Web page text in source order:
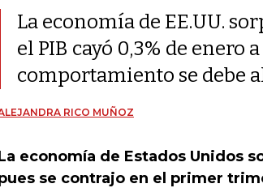
La economía de EE.UU.
el PIB cayó 0,3% de enero
comportamiento se debe
RICO MUÑOZ
economía de Estados Unidos
se contrajo en el primer